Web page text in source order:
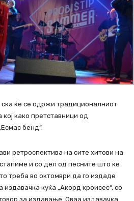
ќе се одржи традиционалниот
како претставници од
бенд“.
ретроспектива на сите хитови на
и со дел од песните што ке
треба во октомври да го издаде
куќа „Акорд кроисес“, со
за издавање. Оваа издавачка